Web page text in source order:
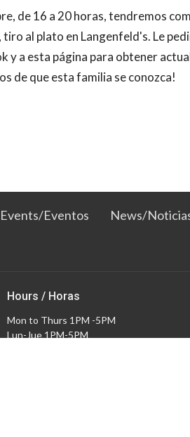
de 16 a 20 horas, tendremos
tiro al plato en Langenfeld's. Le
y a esta página para obtener
de que esta familia se conozca!
Events/Eventos News/
Hours / Horas
Mon to Thurs 1PM -5PM
Lun-Jue 1PM-5PM